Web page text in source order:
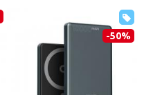
-50%